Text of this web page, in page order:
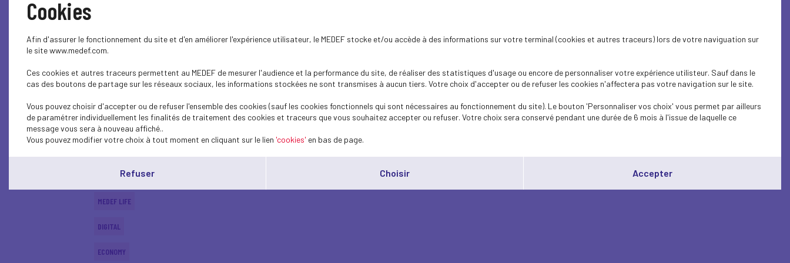
ECONOMY
DIGITAL
ECONOMY
MEDEF LIFE
DIGITAL
ECONOMY
Cookies
Afin d'assurer le fonctionnement du site et d'en améliorer l'expérience utilisateur, le MEDEF stocke et/ou accède à des informations sur votre terminal (cookies et autres traceurs) lors de votre naviguation sur
le site www.medef.com.
Ces cookies et autres traceurs permettent au MEDEF de mesurer l'audience et la performance du site, de réaliser des statistiques d'usage ou encore de personnaliser votre expérience utilisteur. Sauf dans le
cas des boutons de partage sur les réseaux sociaux, les informations stockées ne sont transmises à aucun tiers. Votre choix d'accepter ou de refuser les cookies n'affectera pas votre navigation sur le site.
Vous pouvez choisir d'accepter ou de refuser l'ensemble des cookies (sauf les cookies fonctionnels qui sont nécessaires au fonctionnement du site). Le bouton 'Personnaliser vos choix' vous permet par ailleurs
de paramétrer individuellement les finalités de traitement des cookies et traceurs que vous souhaitez accepter ou refuser. Votre choix sera conservé pendant une durée de 6 mois à l'issue de laquelle ce
message vous sera à nouveau affiché..
Vous pouvez modifier votre choix à tout moment en cliquant sur le lien 'cookies' en bas de page.
Refuser Choisir Accepter